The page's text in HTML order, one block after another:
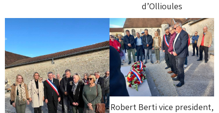
d’Ollioules
Robert Berti vice president,